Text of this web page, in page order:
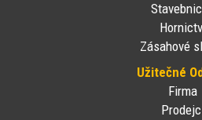
Zásahové
Užitečné
Firma